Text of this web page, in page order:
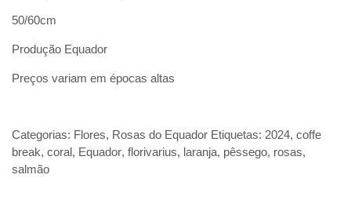
50/60cm
Produção Equador
Preços variam em épocas altas
Categorias: Flores, Rosas do Equador Etiquetas: 2024, coffe
break, coral, Equador, florivarius, laranja, pêssego, rosas,
salmão